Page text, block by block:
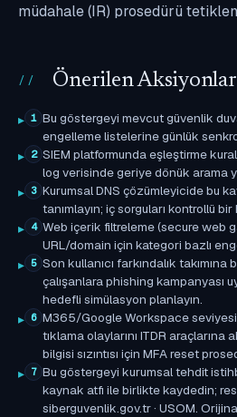
müdahale (IR) prosedürü
Önerilen Aksiyonlar
1 Bu göstergeyi mevcut güvenlik
engelleme listelerine günlük
2 SIEM platformunda eşleştirme
log verisinde geriye dönük arama
3 Kurumsal DNS çözümleyicide bu
tanımlayın; iç sorguları kontrollü
4 Web içerik filtreleme (secure web
URL/domain için kategori bazlı
5 Son kullanıcı farkındalık takımına
çalışanlara phishing kampanyası
hedefli simülasyon planlayın.
6 M365/Google Workspace
tıklama olaylarını ITDR araçlarına
bilgisi sızıntısı için MFA reset
7 Bu göstergeyi kurumsal tehdit
kaynak atfı ile birlikte kaydedin;
siberguvenlik.gov.tr · USOM.